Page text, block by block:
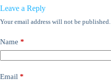
Leave a Reply
Your email address will not be published.
Name *
Email *